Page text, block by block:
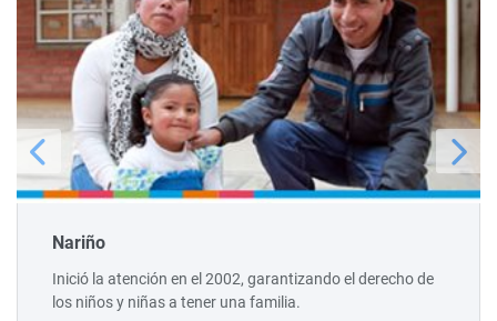
Nariño
Inició la atención en el 2002, garantizando el derecho de
los niños y niñas a tener una familia.